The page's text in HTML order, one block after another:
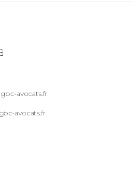
avocats.fr
avocats.fr